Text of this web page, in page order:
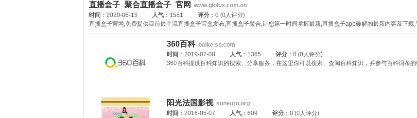
直播盒子_聚合直播盒子_官网
www.glolux.com.cn
时间 ：2020-06-15 人气 ：1581 评分 ：0 (0人评分)
直播盒子官网,免费提供目前最主流直播盒子宝盒发布,直播盒子聚合,让您第一时间掌握最新,直播盒子app破解的最新内容及下载
360百科 baike.so.com
时间 ：2019-07-08 人气 ：1365 评分 ：0 (0人评分)
360百科提供百科知识的搜索、分享服务，在这里你可以搜索、查阅百科知识，并参与百科词条的
阳光法国影视 suneuro.org
时间 ：2016-05-07 人气 ：609 评分 ：0 (0人评分)